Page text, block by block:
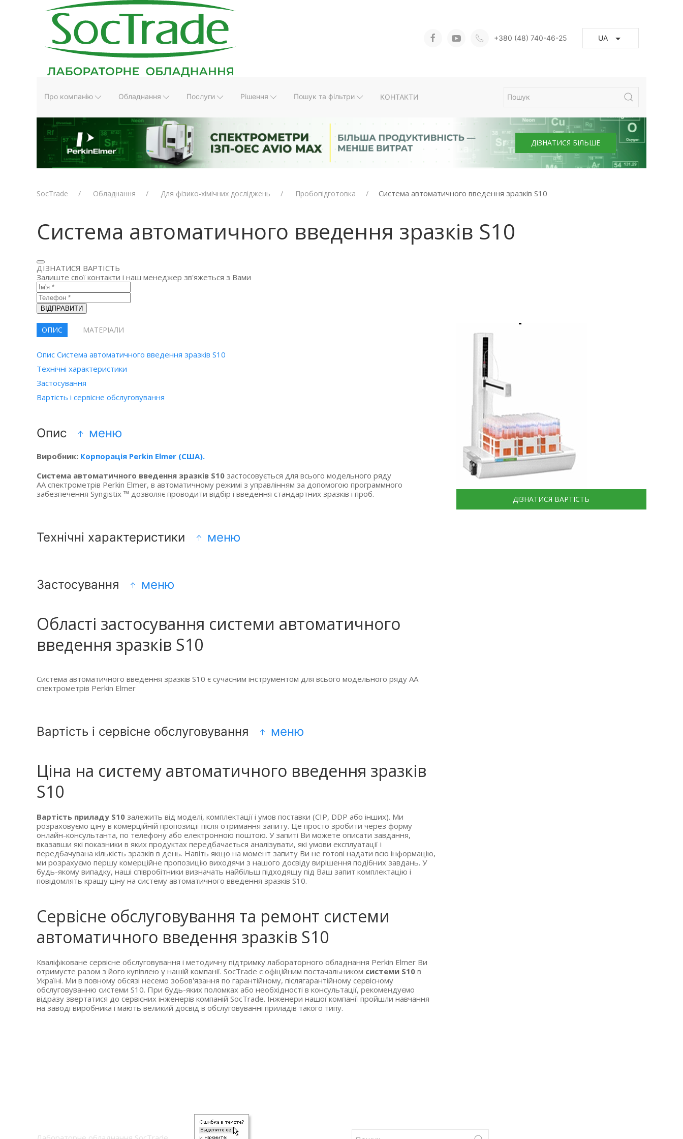
+380 (48) 740-46-25 UA
Про компанію Обладнання Послуги Рішення Пошук та фільтри КОНТАКТИ
ДІЗНАТИСЯ БІЛЬШЕ
SocTrade Обладнання Для фізико-хімічних досліджень Пробопідготовка Система автоматичного введення зразків S10
Система автоматичного введення зразків S10
ДІЗНАТИСЯ ВАРТІСТЬ
Залиште свої контакти і наш менеджер зв'яжеться з Вами
ВІДПРАВИТИ
ОПИС МАТЕРІАЛИ
Опис Система автоматичного введення зразків S10
Технічні характеристики
Застосування
Вартість і сервісне обслуговування
Опис меню
Виробник: Корпорація Perkin Elmer (США).
Система автоматичного введення зразків S10 застосовується для всього модельного ряду
АА спектрометрів Perkin Elmer, в автоматичному режимі з управлінням за допомогою программного
забезпечення Syngistix ™ дозволяє проводити відбір і введення стандартних зразків і проб.
Технічні характеристики меню
Застосування меню
Області застосування системи автоматичного
введення зразків S10
Система автоматичного введення зразків S10 є сучасним інструментом для всього модельного ряду АА
спектрометрів Perkin Elmer
Вартість і сервісне обслуговування меню
Ціна на систему автоматичного введення зразків
S10
Вартість приладу S10 залежить від моделі, комплектації і умов поставки (CIP, DDP або інших). Ми
розраховуємо ціну в комерційній пропозиції після отримання запиту. Це просто зробити через форму
онлайн-консультанта, по телефону або електронною поштою. У запиті Ви можете описати завдання,
вказавши які показники в яких продуктах передбачається аналізувати, які умови експлуатації і
передбачувана кількість зразків в день. Навіть якщо на момент запиту Ви не готові надати всю інформацію,
ми розрахуємо першу комерційне пропозицію виходячи з нашого досвіду вирішення подібних завдань. У
будь-якому випадку, наші співробітники визначать найбільш підходящу під Ваш запит комплектацію і
повідомлять кращу ціну на систему автоматичного введення зразків S10.
Сервісне обслуговування та ремонт системи
автоматичного введення зразків S10
Кваліфіковане сервісне обслуговування і методичну підтримку лабораторного обладнання Perkin Elmer Ви
отримуєте разом з його купівлею у нашій компанії. SocTrade є офіційним постачальником системи S10 в
Україні. Ми в повному обсязі несемо зобов'язання по гарантійному, післягарантійному сервісному
обслуговуванню системи S10. При будь-яких поломках або необхідності в консультації, рекомендуємо
відразу звертатися до сервісних інженерів компаній SocTrade. Інженери нашої компанії пройшли навчання
на заводі виробника і мають великий досвід в обслуговуванні приладів такого типу.
ДІЗНАТИСЯ ВАРТІСТЬ